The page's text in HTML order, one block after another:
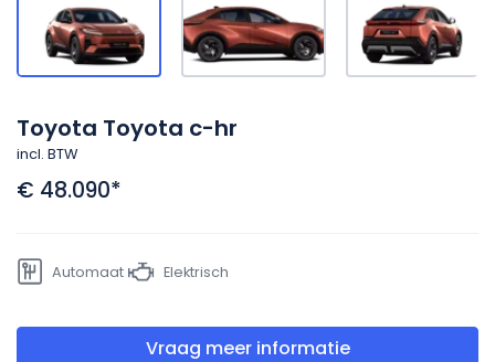
Toyota Toyota c-hr
incl. BTW
€ 48.090*
Vraag meer informatie
Automaat Elektrisch